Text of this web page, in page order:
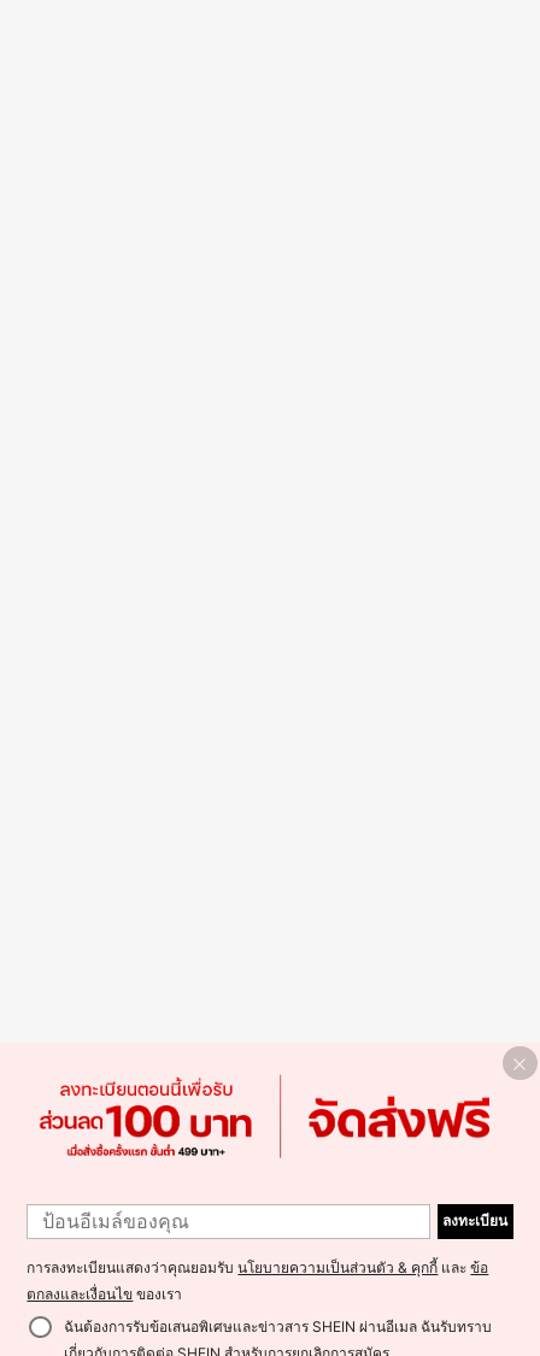
ลงทะเบียน
การลงทะเบียนแสดงว่าคุณยอมรับนโยบายความเป็นส่วนตัว & คุกกี้ และข้อ
ตกลงและเงื่อนไข ของเรา
ฉันต้องการรับข้อเสนอพิเศษและข่าวสาร SHEIN ผ่านอีเมล ฉันรับทราบ